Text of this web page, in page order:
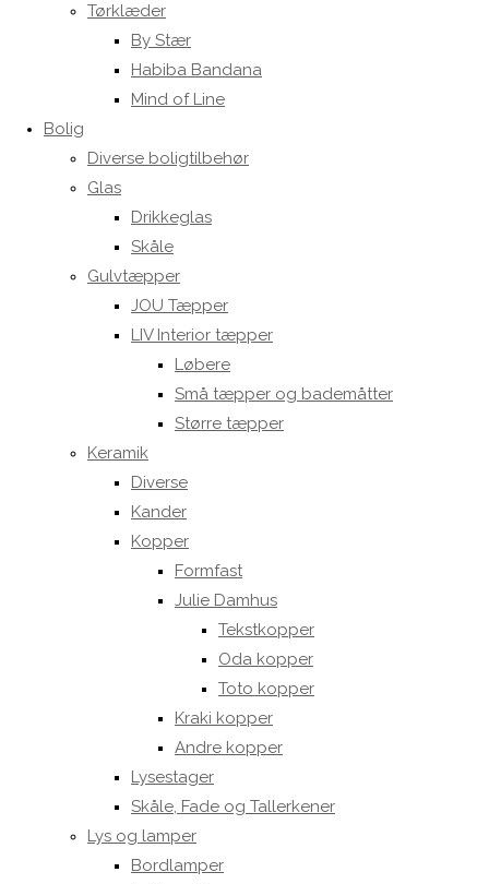
Tørklæder
By Stær
Habiba Bandana
Mind of Line
Bolig
Diverse boligtilbehør
Glas
Drikkeglas
Skåle
Gulvtæpper
JOU Tæpper
LIV Interior tæpper
Løbere
Små tæpper og bademåtter
Større tæpper
Keramik
Diverse
Kander
Kopper
Formfast
Julie Damhus
Tekstkopper
Oda kopper
Toto kopper
Kraki kopper
Andre kopper
Lysestager
Skåle, Fade og Tallerkener
Lys og lamper
Bordlamper